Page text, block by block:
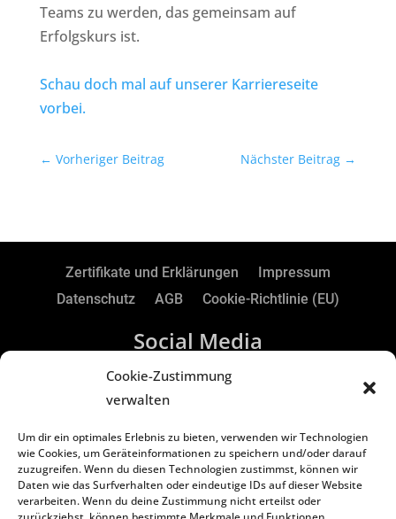
Cookie-Zustimmung
verwalten
Um dir ein optimales Erlebnis zu bieten, verwenden wir Technologien
wie Cookies, um Geräteinformationen zu speichern und/oder darauf
zuzugreifen. Wenn du diesen Technologien zustimmst, können wir
Daten wie das Surfverhalten oder eindeutige IDs auf dieser Website
verarbeiten. Wenn du deine Zustimmung nicht erteilst oder
Teams zu werden, das gemeinsam auf
Erfolgskurs ist.
Schau doch mal auf unserer Karriereseite
vorbei.
← Vorheriger Beitrag Nächster Beitrag →
Zertifikate und Erklärungen
Impressum
Datenschutz
AGB Cookie-Richtlinie (EU)
Social Media
RTS Electronic GmbH | Borker Str. 88 | 45731
Waltrop | Germany
Copyright©2024 RTS Electronic GmbH